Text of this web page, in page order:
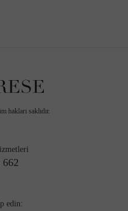
hakları saklıdır.
662
edin: